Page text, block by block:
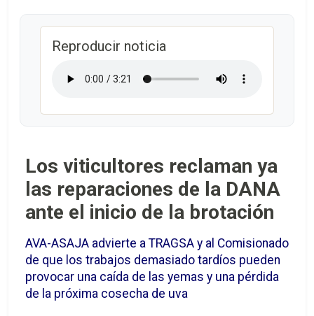
Reproducir noticia
Los viticultores reclaman ya
las reparaciones de la DANA
ante el inicio de la brotación
AVA-ASAJA advierte a TRAGSA y al Comisionado
de que los trabajos demasiado tardíos pueden
provocar una caída de las yemas y una pérdida
de la próxima cosecha de uva